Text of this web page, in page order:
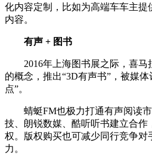
化内容定制，比如为高端车车主提
内容。
有声 + 图书
2016年上海图书展之际，喜马
的概念，推出“3D有声书”，被媒
点”。
蜻蜓FM也极力打通有声阅读市
技、朗锐数媒、酷听听书建立合作
权。版权购买也可减少同行竞争对
力。